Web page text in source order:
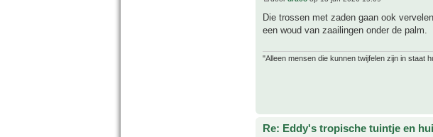
Die trossen met zaden gaan ook
een woud van zaailingen onder de palm.
"Alleen mensen die kunnen twijfelen zijn in staat
Re: Eddy's tropische tuintje en